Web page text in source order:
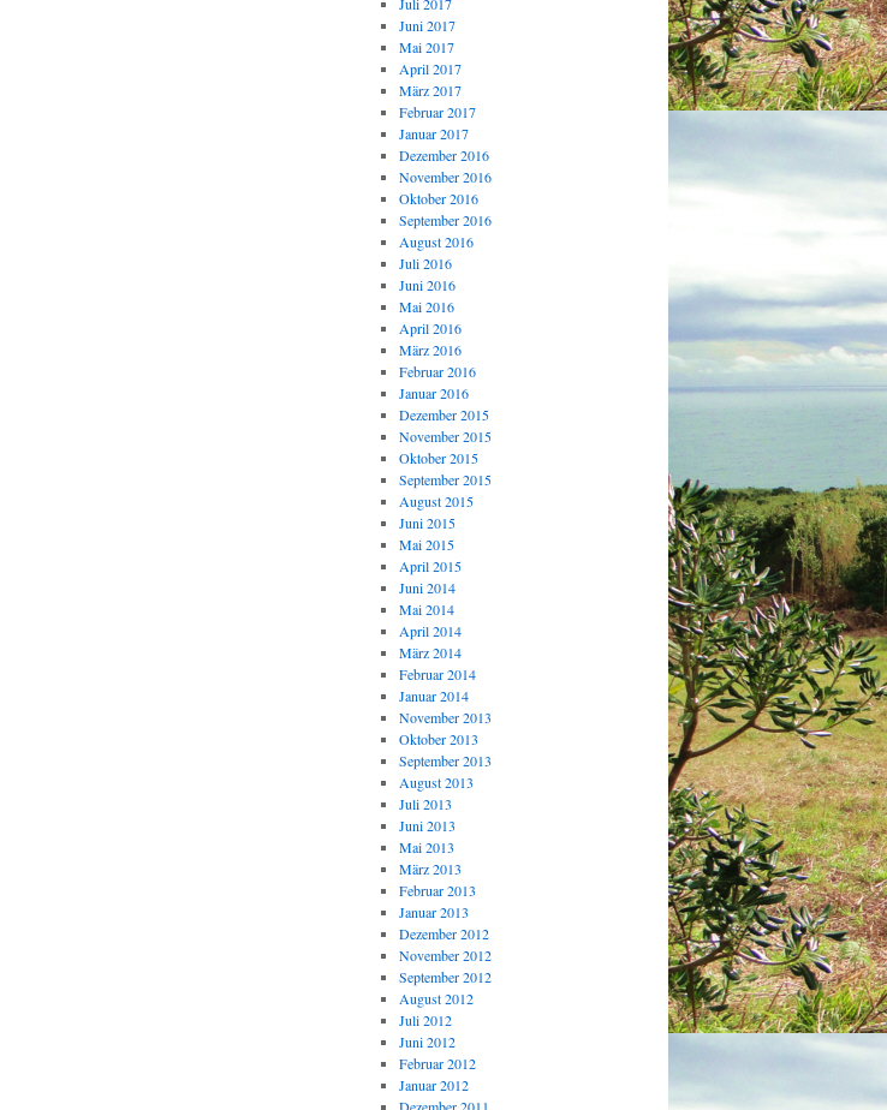
Juni 2017
Mai 2017
April 2017
März 2017
Februar 2017
Januar 2017
Dezember 2016
November 2016
Oktober 2016
September 2016
August 2016
Juli 2016
Juni 2016
Mai 2016
April 2016
März 2016
Februar 2016
Januar 2016
Dezember 2015
November 2015
Oktober 2015
September 2015
August 2015
Juni 2015
Mai 2015
April 2015
Juni 2014
Mai 2014
April 2014
März 2014
Februar 2014
Januar 2014
November 2013
Oktober 2013
September 2013
August 2013
Juli 2013
Juni 2013
Mai 2013
März 2013
Februar 2013
Januar 2013
Dezember 2012
November 2012
September 2012
August 2012
Juli 2012
Juni 2012
Februar 2012
Januar 2012